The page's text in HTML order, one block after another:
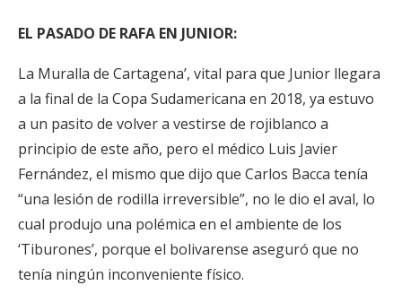
EL PASADO DE RAFA EN JUNIOR:
La Muralla de Cartagena’, vital para que Junior llegara
a la final de la Copa Sudamericana en 2018, ya estuvo
a un pasito de volver a vestirse de rojiblanco a
principio de este año, pero el médico Luis Javier
Fernández, el mismo que dijo que Carlos Bacca tenía
“una lesión de rodilla irreversible”, no le dio el aval, lo
cual produjo una polémica en el ambiente de los
‘Tiburones’, porque el bolivarense aseguró que no
tenía ningún inconveniente físico.